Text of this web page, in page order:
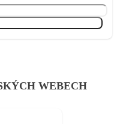
WEBECH